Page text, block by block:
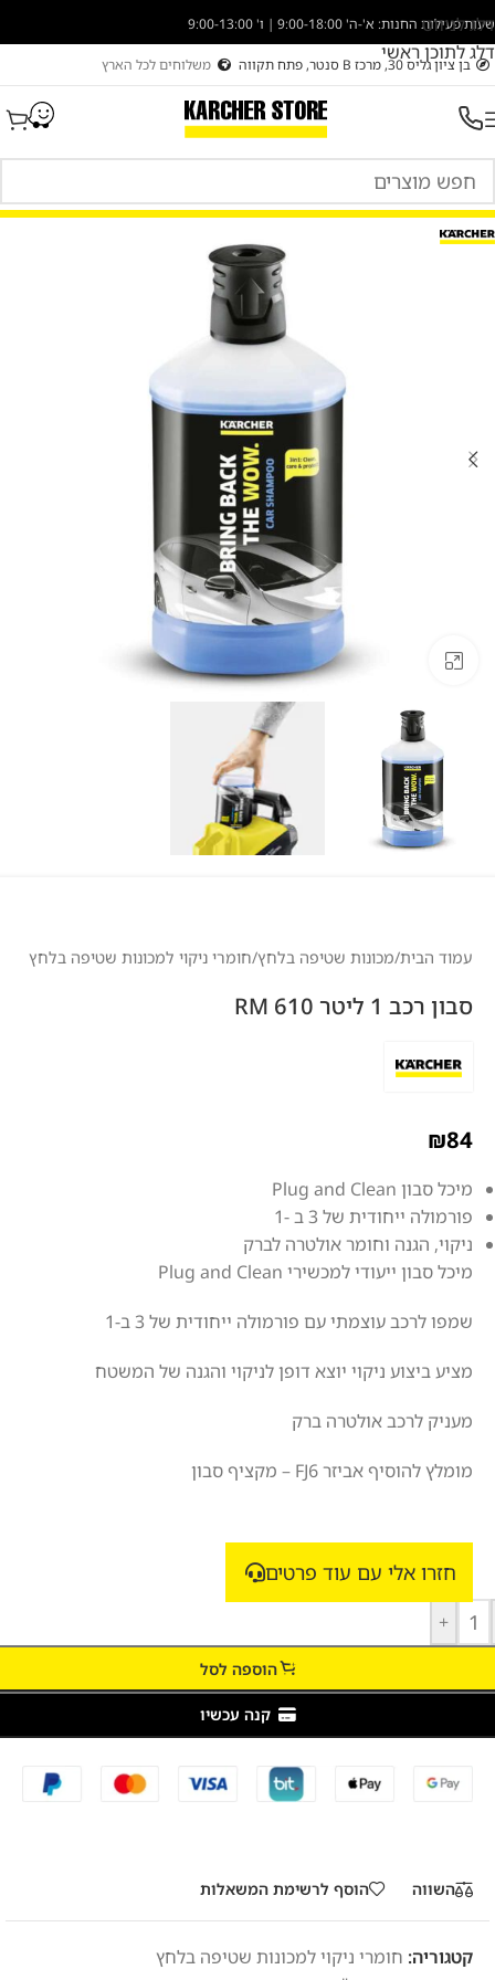
דלג לניווט
דלג לתוכן ראשי
שעות פעילות החנות: א'-ה' 9:00-18:00 | ו' 9:00-13:00
בן ציון גליס 30, מרכז B סנטר, פתח תקווה משלוחים לכל הארץ
לחצו להגדלה
עמוד הבית/מכונות שטיפה בלחץ/חומרי ניקוי למכונות שטיפה בלחץ
סבון רכב 1 ליטר RM 610
₪84
מיכל סבון Plug and Clean
פורמולה ייחודית של 3 ב -1
ניקוי, הגנה וחומר אולטרה לברק
מיכל סבון ייעודי למכשירי Plug and Clean
שמפו לרכב עוצמתי עם פורמולה ייחודית של 3 ב-1
מציע ביצוע ניקוי יוצא דופן לניקוי והגנה של המשטח
מעניק לרכב אולטרה ברק
מומלץ להוסיף אביזר FJ6 – מקציף סבון
חזרו אלי עם עוד פרטים
+
הוספה לסל
קנה עכשיו
השווה הוסף לרשימת המשאלות
קטגוריה: חומרי ניקוי למכונות שטיפה בלחץ